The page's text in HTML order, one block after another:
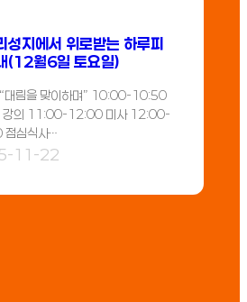
성지에서 위로받는 하루피
(12월6일 토요일)
대림을 맞이하며” 10:00-10:50
강의 11:00-12:00 미사 12:00-
심식사…
11-22